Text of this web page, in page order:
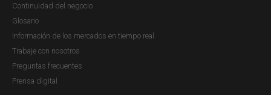
Continuidad del negocio
Glosario
Información de los mercados en tiempo real
Trabaje con nosotros
Preguntas frecuentes
Prensa digital